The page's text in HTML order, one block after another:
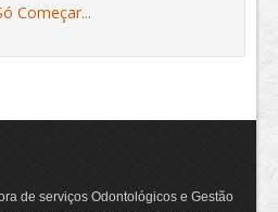
Começar...
de serviços Odontológicos e Gestão